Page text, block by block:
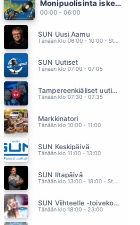
MAMMA MIA
EN LUOVU SUSTA KOSKAAN
TIUKASTI KIINNI
BEAT IT
Monipuolisinta iskelmää ja parasta poppia
00:00 - 06:00
SUN Uusi Aamu
Tänään klo 06:00 - 10:00 - Studiossa: Kimmo Hoivassilta
SUN Uutiset
Tänään klo 07:00 - 07:05
Tampereenkiäliset uutiset
Tänään klo 07:30 - 07:35
Markkinatori
Tänään klo 10:00 - 11:00
SUN Keskipäivä
Tänään klo 11:00 - 13:00
SUN Iltapäivä
Tänään klo 13:00 - 18:00 - Studiossa: Kaisu Lämsä
SUN Viihteelle -toivekonsertti
Tänään klo 18:00 - 23:00